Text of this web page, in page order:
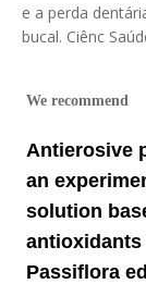
e a perda
bucal. Ciênc
We recommend
Antierosive
an
solution
antioxidants
Passiflora